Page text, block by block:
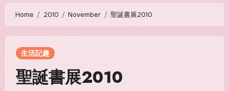
Home 2010 November 聖誕書展2010
生活記趣
聖誕書展2010